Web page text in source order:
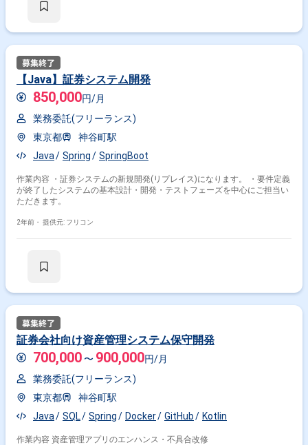
は金融業分野に限らず、デジタル技術を活用した商品・サービスの企画、
でも、両方でもご経験に応じたプロジェクトがあります ・フロント開発経
験(JavaScriptフレームワーク)があれば、未経験でもReactで開発できます
・バックエンド開発経験(Java, Goなど)があれば、未経験でもPythonで開
発できます ＜開発環境＞ AWS, React, Python ＜基本時間＞ 9：00～18：
00 ＜服装＞ 自由
【Java】証券システム開発
850,000円/月
業務委託(フリーランス)
東京都
神谷町駅
Java
Spring SpringBoot
作業内容 ・証券システムの新規開発(リプレイス)になります。 ・要件定義
が終了したシステムの基本設計・開発・テストフェーズを中心にご担当い
ただきます。
2年前・ 提供元: フリコン
証券会社向け資産管理システム保守開発
700,000 〜 900,000円/月
業務委託(フリーランス)
東京都
神谷町駅
Java
SQL Spring Docker GitHub Kotlin
作業内容 資産管理アプリのエンハンス・不具合改修